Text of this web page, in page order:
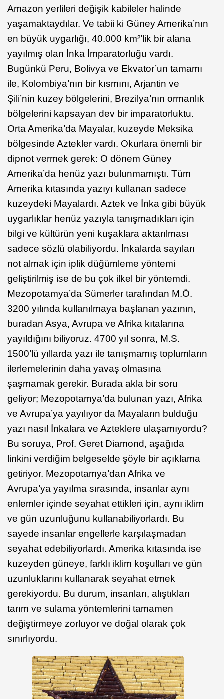
Amazon yerlileri değişik kabileler halinde
yaşamaktaydılar. Ve tabii ki Güney Amerika’nın
en büyük uygarlığı, 40.000 km²’lik bir alana
yayılmış olan İnka İmparatorluğu vardı.
Bugünkü Peru, Bolivya ve Ekvator’un tamamı
ile, Kolombiya’nın bir kısmını, Arjantin ve
Şili’nin kuzey bölgelerini, Brezilya’nın ormanlık
bölgelerini kapsayan dev bir imparatorluktu.
Orta Amerika’da Mayalar, kuzeyde Meksika
bölgesinde Aztekler vardı. Okurlara önemli bir
dipnot vermek gerek: O dönem Güney
Amerika’da henüz yazı bulunmamıştı. Tüm
Amerika kıtasında yazıyı kullanan sadece
kuzeydeki Mayalardı. Aztek ve İnka gibi büyük
uygarlıklar henüz yazıyla tanışmadıkları için
bilgi ve kültürün yeni kuşaklara aktarılması
sadece sözlü olabiliyordu. İnkalarda sayıları
not almak için iplik düğümleme yöntemi
geliştirilmiş ise de bu çok ilkel bir yöntemdi.
Mezopotamya’da Sümerler tarafından M.Ö.
3200 yılında kullanılmaya başlanan yazının,
buradan Asya, Avrupa ve Afrika kıtalarına
yayıldığını biliyoruz. 4700 yıl sonra, M.S.
1500’lü yıllarda yazı ile tanışmamış toplumların
ilerlemelerinin daha yavaş olmasına
şaşmamak gerekir. Burada akla bir soru
geliyor; Mezopotamya’da bulunan yazı, Afrika
ve Avrupa’ya yayılıyor da Mayaların bulduğu
yazı nasıl İnkalara ve Azteklere ulaşamıyordu?
Bu soruya, Prof. Geret Diamond, aşağıda
linkini verdiğim belgeselde şöyle bir açıklama
getiriyor. Mezopotamya’dan Afrika ve
Avrupa’ya yayılma sırasında, insanlar aynı
enlemler içinde seyahat ettikleri için, aynı iklim
ve gün uzunluğunu kullanabiliyorlardı. Bu
sayede insanlar engellerle karşılaşmadan
seyahat edebiliyorlardı. Amerika kıtasında ise
kuzeyden güneye, farklı iklim koşulları ve gün
uzunluklarını kullanarak seyahat etmek
gerekiyordu. Bu durum, insanları, alıştıkları
tarım ve sulama yöntemlerini tamamen
değiştirmeye zorluyor ve doğal olarak çok
sınırlıyordu.